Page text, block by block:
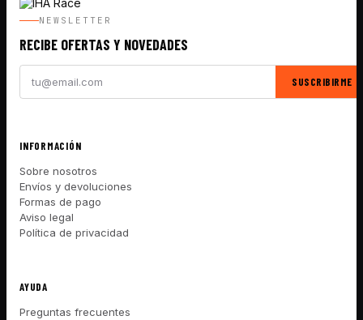
NEWSLETTER
RECIBE OFERTAS Y NOVEDADES
SUSCRIBIRME
INFORMACIÓN
Sobre nosotros
Envíos y devoluciones
Formas de pago
Aviso legal
Política de privacidad
AYUDA
Preguntas frecuentes